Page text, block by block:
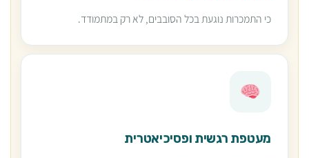
כי התמכרות נוגעת בכל הסובבים, לא רק במתמודד.
מעטפת רגשית ופסיכיאטרית